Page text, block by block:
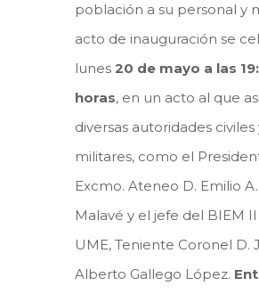
población a su personal y
acto de inauguración se
lunes 20 de mayo a las
horas, en un acto al que
diversas autoridades civiles
militares, como el
Excmo. Ateneo D. Emilio
Malavé y el jefe del BIEM
UME, Teniente Coronel D.
Alberto Gallego López.